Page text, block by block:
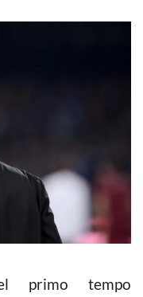
primo tempo